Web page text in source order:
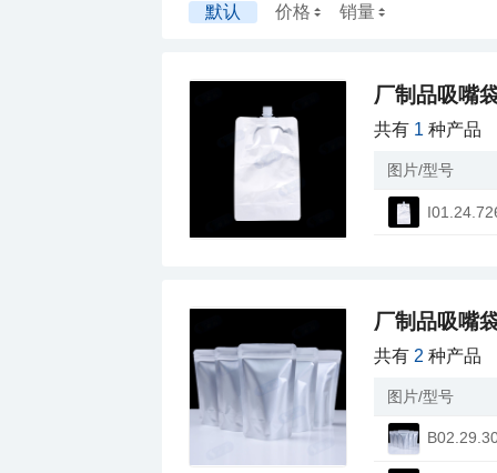
默认 价格 销量
厂制品吸嘴
共有 1 种产品
图片/型号
厂制品吸嘴
共有 2 种产品
图片/型号